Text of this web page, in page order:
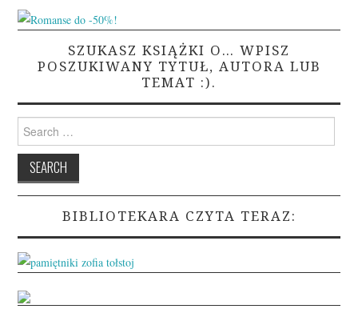
SZUKASZ KSIĄŻKI O… WPISZ
POSZUKIWANY TYTUŁ, AUTORA LUB
TEMAT :).
for:
BIBLIOTEKARA CZYTA TERAZ: